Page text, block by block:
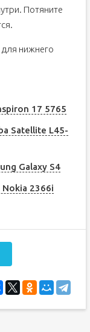
Потяните
нижнего
17 5765
Satellite L45-
Galaxy S4
2366i